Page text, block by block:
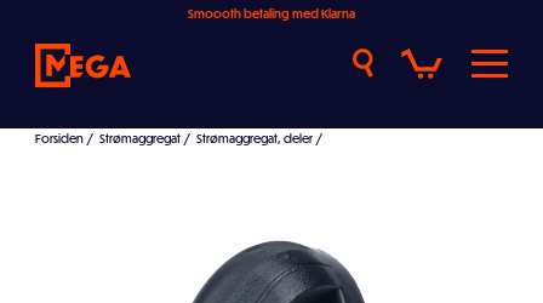
Smoooth betaling med Klarna
Forsiden / Strømaggregat / Strømaggregat, deler /